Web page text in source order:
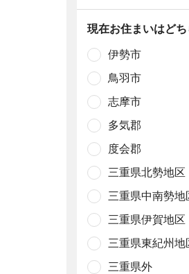
現在お住まいはど
伊勢市
鳥羽市
志摩市
多気郡
度会郡
三重県北勢地区
三重県中南勢地
三重県伊賀地区
三重県東紀州地
三重県外